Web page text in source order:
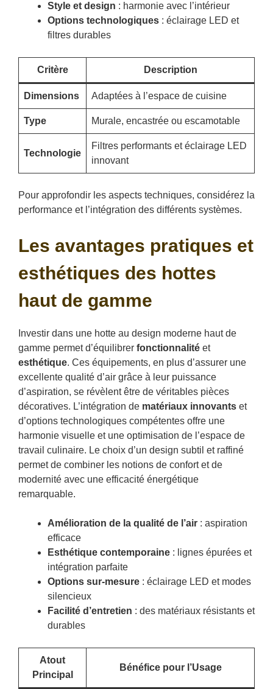
Style et design : harmonie avec l’intérieur
Options technologiques : éclairage LED et
filtres durables
Critère Description
Dimensions Adaptées à l’espace de cuisine
Type Murale, encastrée ou escamotable
Technologie
Filtres performants et éclairage LED
innovant
Pour approfondir les aspects techniques, considérez la
performance et l’intégration des différents systèmes.
Les avantages pratiques et
esthétiques des hottes
haut de gamme
Investir dans une hotte au design moderne haut de
gamme permet d’équilibrer fonctionnalité et
esthétique. Ces équipements, en plus d’assurer une
excellente qualité d’air grâce à leur puissance
d’aspiration, se révèlent être de véritables pièces
décoratives. L’intégration de matériaux innovants et
d’options technologiques compétentes offre une
harmonie visuelle et une optimisation de l’espace de
travail culinaire. Le choix d’un design subtil et raffiné
permet de combiner les notions de confort et de
modernité avec une efficacité énergétique
remarquable.
Amélioration de la qualité de l’air : aspiration
efficace
Esthétique contemporaine : lignes épurées et
intégration parfaite
Options sur-mesure : éclairage LED et modes
silencieux
Facilité d’entretien : des matériaux résistants et
durables
Atout
Principal
Bénéfice pour l’Usage